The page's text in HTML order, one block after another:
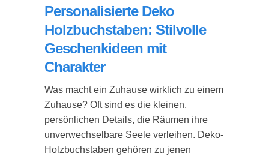
Personalisierte Deko
Holzbuchstaben: Stilvolle
Geschenkideen mit
Charakter
Was macht ein Zuhause wirklich zu einem
Zuhause? Oft sind es die kleinen,
persönlichen Details, die Räumen ihre
unverwechselbare Seele verleihen. Deko-
Holzbuchstaben gehören zu jenen